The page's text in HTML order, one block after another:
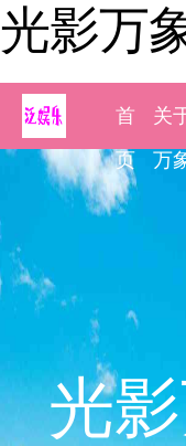
光影万
首
页
关
万
光